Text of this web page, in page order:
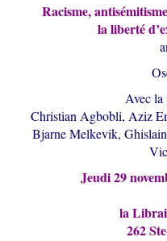
Racisme,
la liberté
Avec la
Christian Agbobli, Aziz
Bjarne Melkevik,
Jeudi 29
la
262